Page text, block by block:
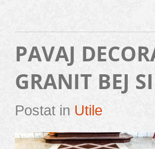
PAVAJ
GRANIT BEJ
Postat in Utile